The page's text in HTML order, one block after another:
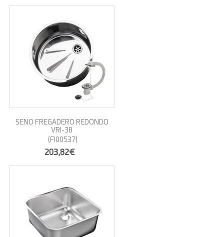
SENO FREGADERO REDONDO
VRI-38
(FI00537)
203,82€